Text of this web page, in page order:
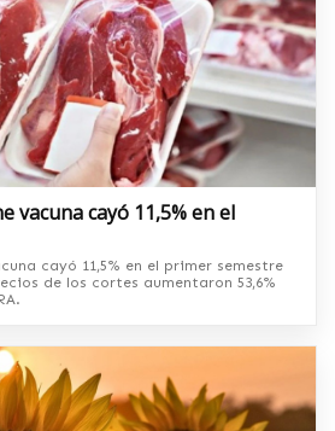
vacuna cayó 11,5% en el
cayó 11,5% en el primer semestre
de los cortes aumentaron 53,6%